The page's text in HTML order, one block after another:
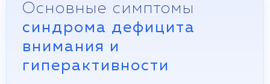
Основные симптомы
синдрома дефицита
внимания и
гиперактивности